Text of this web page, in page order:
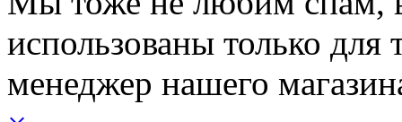
использованы только для
менеджер нашего